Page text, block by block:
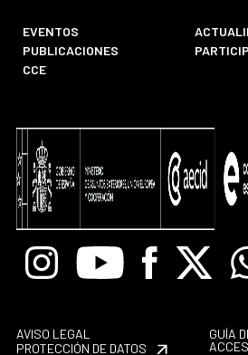
EVENTOS
PUBLICACIONES
CCE
InstagramYoutube Facebook
X
AVISO LEGAL
PROTECCIÓN DE DATOS
GUÍA